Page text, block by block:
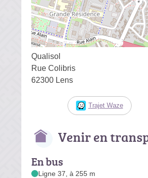
Qualisol
Rue Colibris
62300 Lens
Trajet Waze
Venir en
En bus
Ligne 37, à 255 m